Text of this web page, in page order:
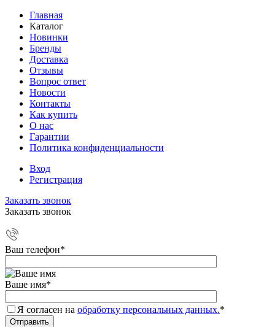
Главная
Каталог
Новинки
Бренды
Доставка
Отзывы
Вопрос ответ
Новости
Контакты
Как купить
О нас
Гарантии
Политика конфиденциальности
Вход
Регистрация
Заказать звонок
Заказать звонок
Ваш телефон*
Ваше имя*
Я согласен на обработку персональных данных.*